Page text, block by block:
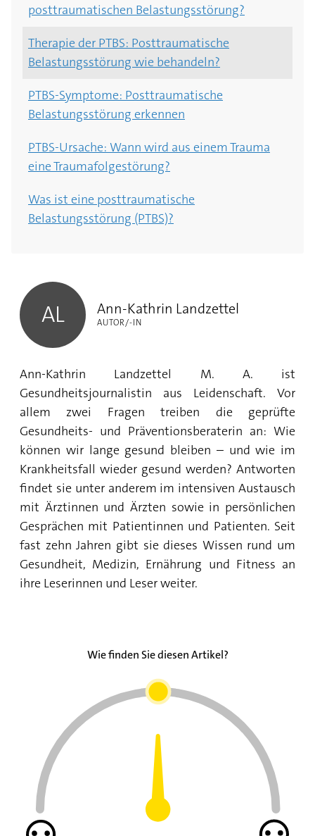
Trauma-Therapie: Wie wird ein Trauma
Trauma-Symptome: Woran erkenne ich ein
Trauma-Ursache: Wie entsteht ein Trauma?
posttraumatischen Belastungsstörung?
Therapie der PTBS: Posttraumatische
Belastungsstörung wie behandeln?
PTBS-Symptome: Posttraumatische
Belastungsstörung erkennen
PTBS-Ursache: Wann wird aus einem Trauma
eine Traumafolgestörung?
Was ist eine posttraumatische
Belastungsstörung (PTBS)?
AL Ann-Kathrin Landzettel
AUTOR/-IN
Ann-Kathrin Landzettel M. A. ist
Gesundheitsjournalistin aus Leidenschaft. Vor
allem zwei Fragen treiben die geprüfte
Gesundheits- und Präventionsberaterin an: Wie
können wir lange gesund bleiben – und wie im
Krankheitsfall wieder gesund werden? Antworten
findet sie unter anderem im intensiven Austausch
mit Ärztinnen und Ärzten sowie in persönlichen
Gesprächen mit Patientinnen und Patienten. Seit
fast zehn Jahren gibt sie dieses Wissen rund um
Gesundheit, Medizin, Ernährung und Fitness an
ihre Leserinnen und Leser weiter.
Wie finden Sie diesen Artikel?